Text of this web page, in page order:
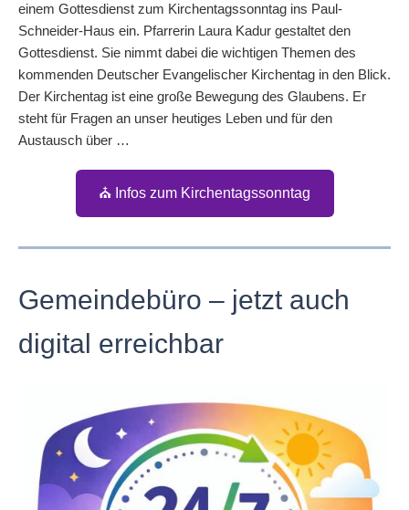
einem Gottesdienst zum Kirchentagssonntag ins Paul-
Schneider-Haus ein. Pfarrerin Laura Kadur gestaltet den
Gottesdienst. Sie nimmt dabei die wichtigen Themen des
kommenden Deutscher Evangelischer Kirchentag in den Blick.
Der Kirchentag ist eine große Bewegung des Glaubens. Er
steht für Fragen an unser heutiges Leben und für den
Austausch über …
⛪ Infos zum Kirchentagssonntag
Gemeindebüro – jetzt auch
digital erreichbar